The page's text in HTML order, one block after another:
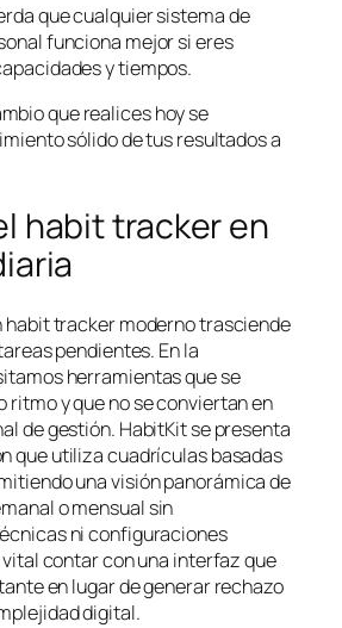
que cualquier sistema de
funciona mejor si eres
y tiempos.
que realices hoy se
sólido de tus resultados a
habit tracker en
habit tracker moderno trasciende
pendientes. En la
herramientas que se
ritmo y que no se conviertan en
de gestión. HabitKit se presenta
que utiliza cuadrículas basadas
una visión panorámica de
o mensual sin
ni configuraciones
contar con una interfaz que
en lugar de generar rechazo
digital.